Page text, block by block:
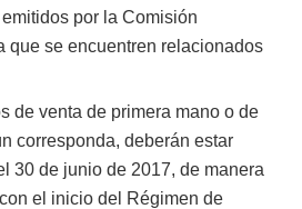
por la Comisión
que se encuentren relacionados
de venta de primera mano o de
corresponda, deberán estar
30 de junio de 2017, de manera
el inicio del Régimen de